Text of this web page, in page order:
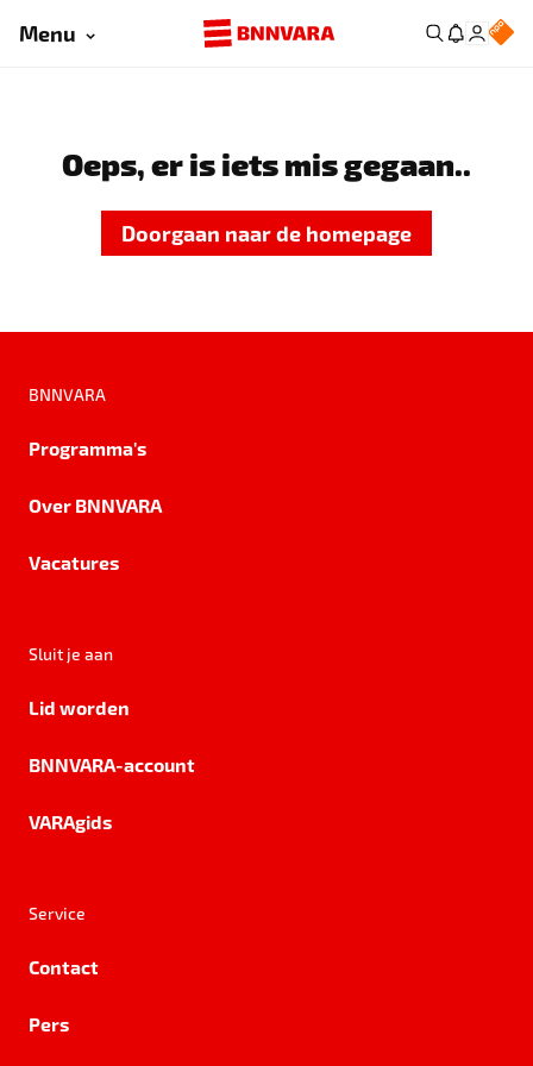
Menu
Oeps, er is iets mis gegaan..
Doorgaan naar de homepage
BNNVARA
Programma's
Over BNNVARA
Vacatures
Sluit je aan
Lid worden
BNNVARA-account
VARAgids
Service
Contact
Pers